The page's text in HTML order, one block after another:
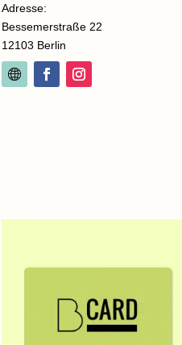
Adresse:
Bessemerstraße 22
12103 Berlin